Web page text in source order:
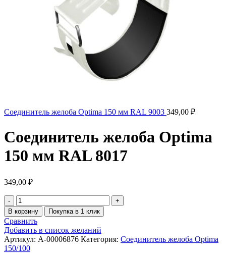
Соединитель желоба Optima 150 мм RAL 9003 349,00 ₽
Соединитель желоба Optima
150 мм RAL 8017
349,00 ₽
В корзину Покупка в 1 клик
Сравнить
Добавить в список желаний
Артикул: A-00006876 Категория: Соединитель желоба Optima
150/100